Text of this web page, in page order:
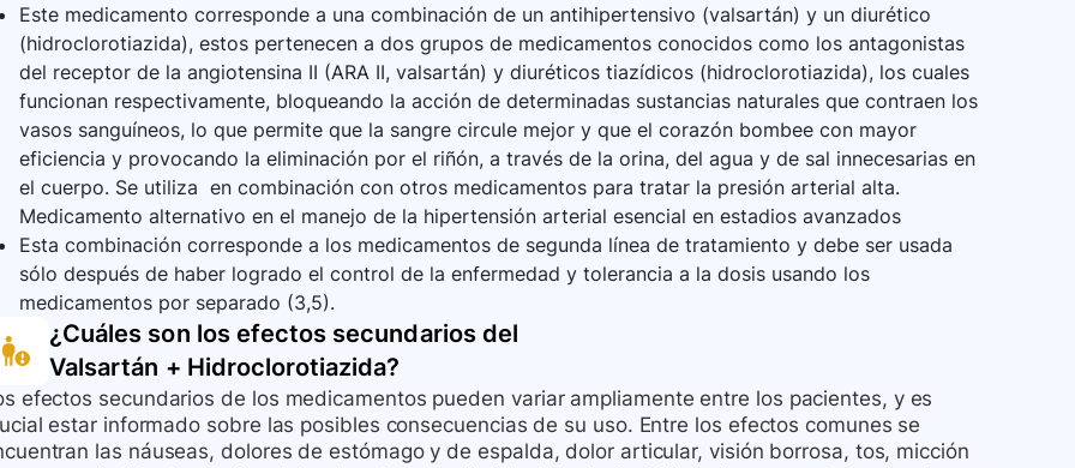
Este medicamento corresponde a una combinación de un antihipertensivo (valsartán) y un diurético
(hidroclorotiazida), estos pertenecen a dos grupos de medicamentos conocidos como los antagonistas
del receptor de la angiotensina II (ARA II, valsartán) y diuréticos tiazídicos (hidroclorotiazida), los cuales
funcionan respectivamente, bloqueando la acción de determinadas sustancias naturales que contraen los
vasos sanguíneos, lo que permite que la sangre circule mejor y que el corazón bombee con mayor
eficiencia y provocando la eliminación por el riñón, a través de la orina, del agua y de sal innecesarias en
el cuerpo. Se utiliza en combinación con otros medicamentos para tratar la presión arterial alta.
Medicamento alternativo en el manejo de la hipertensión arterial esencial en estadios avanzados
Esta combinación corresponde a los medicamentos de segunda línea de tratamiento y debe ser usada
sólo después de haber logrado el control de la enfermedad y tolerancia a la dosis usando los
medicamentos por separado (3,5).
¿Cuáles son los efectos secundarios del
Valsartán + Hidroclorotiazida?
efectos secundarios de los medicamentos pueden variar ampliamente entre los pacientes, y es
estar informado sobre las posibles consecuencias de su uso. Entre los efectos comunes se
las náuseas, dolores de estómago y de espalda, dolor articular, visión borrosa, tos, micción